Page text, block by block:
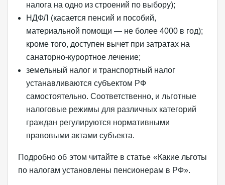
налога на одно из строений по выбору);
НДФЛ (касается пенсий и пособий,
материальной помощи — не более 4000 в год);
кроме того, доступен вычет при затратах на
санаторно-курортное лечение;
земельный налог и транспортный налог
устанавливаются субъектом РФ
самостоятельно. Соответственно, и льготные
налоговые режимы для различных категорий
граждан регулируются нормативными
правовыми актами субъекта.
Подробно об этом читайте в статье «Какие льготы
по налогам установлены пенсионерам в РФ».